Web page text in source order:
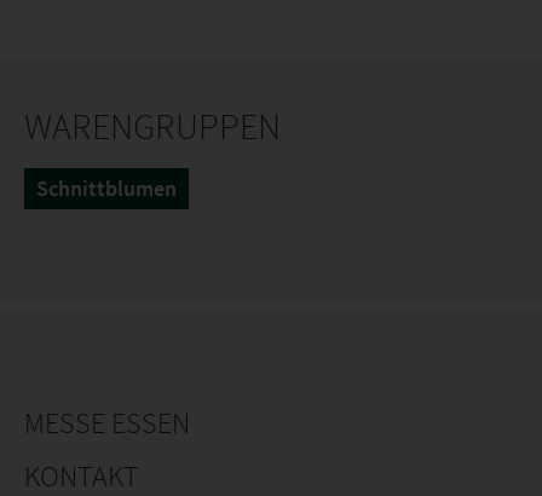
WARENGRUPPEN
Schnittblumen
MESSE ESSEN
KONTAKT